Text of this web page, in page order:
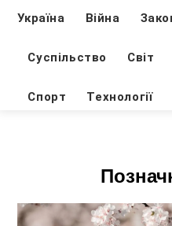
Україна Війна
Суспільство Світ
Спорт Технології